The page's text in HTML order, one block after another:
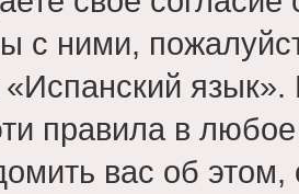
с ними,
правила в
вас об